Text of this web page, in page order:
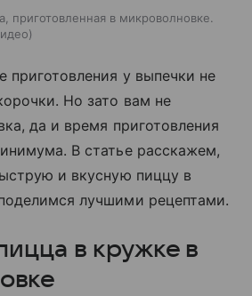
приготовленная в микроволновке.
приготовления у выпечки не
Но зато вам не
да и время приготовления
В статье расскажем,
и вкусную пиццу в
лучшими рецептами.
в кружке в